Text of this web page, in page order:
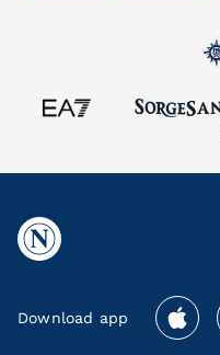
Download app